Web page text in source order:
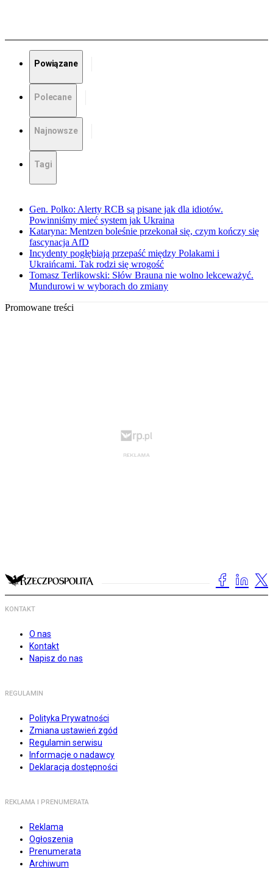
Powiązane
Polecane
Najnowsze
Tagi
Gen. Polko: Alerty RCB są pisane jak dla idiotów.
Powinniśmy mieć system jak Ukraina
Kataryna: Mentzen boleśnie przekonał się, czym kończy się
fascynacja AfD
Incydenty pogłębiają przepaść między Polakami i
Ukraińcami. Tak rodzi się wrogość
Tomasz Terlikowski: Słów Brauna nie wolno lekceważyć.
Mundurowi w wyborach do zmiany
Promowane treści
KONTAKT
O nas
Kontakt
Napisz do nas
REGULAMIN
Polityka Prywatności
Zmiana ustawień zgód
Regulamin serwisu
Informacje o nadawcy
Deklaracja dostępności
REKLAMA I PRENUMERATA
Reklama
Ogłoszenia
Prenumerata
Archiwum